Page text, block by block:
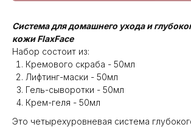
Система для домашнего ухода и
кожи FlaxFace
Набор состоит из:
Кремового скраба - 50мл
Лифтинг-маски - 50мл
Гель-сыворотки - 50мл
Крем-геля - 50мл
Это четырехуровневая система